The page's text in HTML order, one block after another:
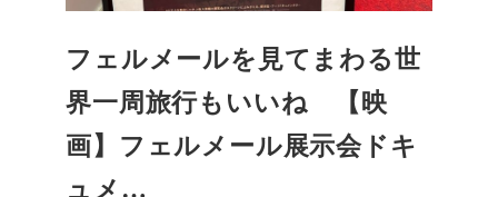
フェルメールを見てまわる世
界一周旅行もいいね 【映
画】フェルメール展示会ドキ
ュメ…